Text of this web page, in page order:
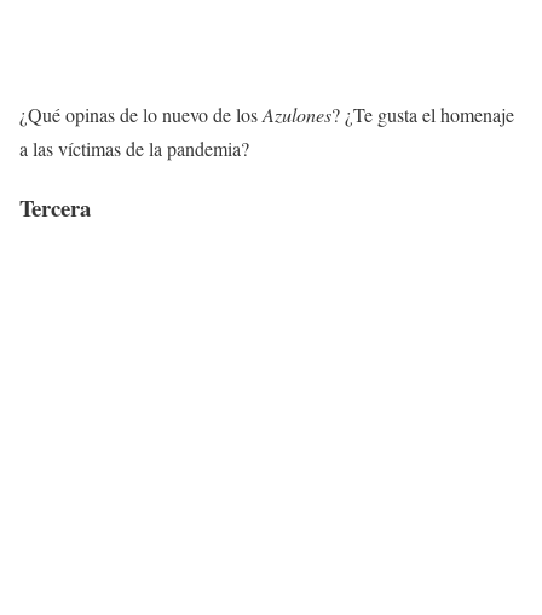
¿Qué opinas de lo nuevo de losAzulones? ¿Te gusta el homenaje
a las víctimas de la pandemia?
Tercera